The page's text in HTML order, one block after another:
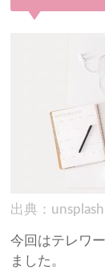
出典：unsplash
今回はテレワ
ました。